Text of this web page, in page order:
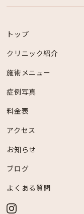
トップ
クリニック紹介
施術メニュー
症例写真
料金表
アクセス
お知らせ
ブログ
よくある質問